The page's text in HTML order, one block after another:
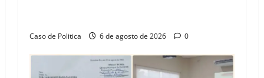
Caso de Politica 6 de agosto de 2026 0